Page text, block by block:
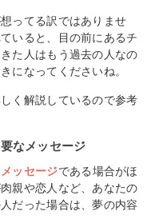
ってる訳ではありませ
いると、目の前にあるチ
た人はもう過去の人なの
になってくださいね。
く解説しているので参考
なメッセージ
ッセージである場合がほ
親や恋人など、あなたの
だった場合は、夢の内容